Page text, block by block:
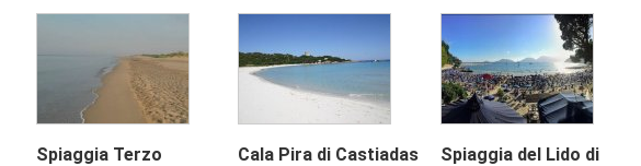
Spiaggia Terzo
Cala Pira di Castiadas
Spiaggia del Lido di
Next